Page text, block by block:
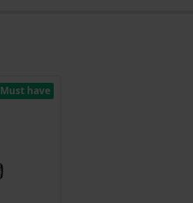
Must have